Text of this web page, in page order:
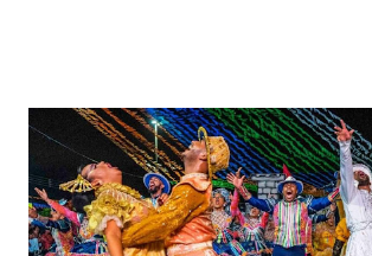
indiciamento para apropriar-se da
1862, transferiu-se para o Rio de Janeiro e
uma irmã do Visconde de Uruguai. O
apresentou uma grande dedicação à